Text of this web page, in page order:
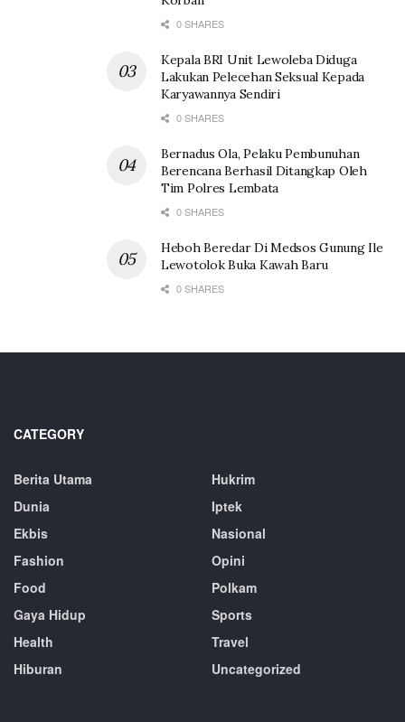
0 SHARES
Kepala BRI Unit Lewoleba Diduga
Lakukan Pelecehan Seksual Kepada
Karyawannya Sendiri
0 SHARES
Bernadus Ola, Pelaku Pembunuhan
Berencana Berhasil Ditangkap Oleh
Tim Polres Lembata
0 SHARES
Heboh Beredar Di Medsos Gunung Ile
Lewotolok Buka Kawah Baru
0 SHARES
CATEGORY
Berita Utama
Dunia
Ekbis
Fashion
Food
Gaya Hidup
Health
Hiburan
Hukrim
Iptek
Nasional
Opini
Polkam
Sports
Travel
Uncategorized